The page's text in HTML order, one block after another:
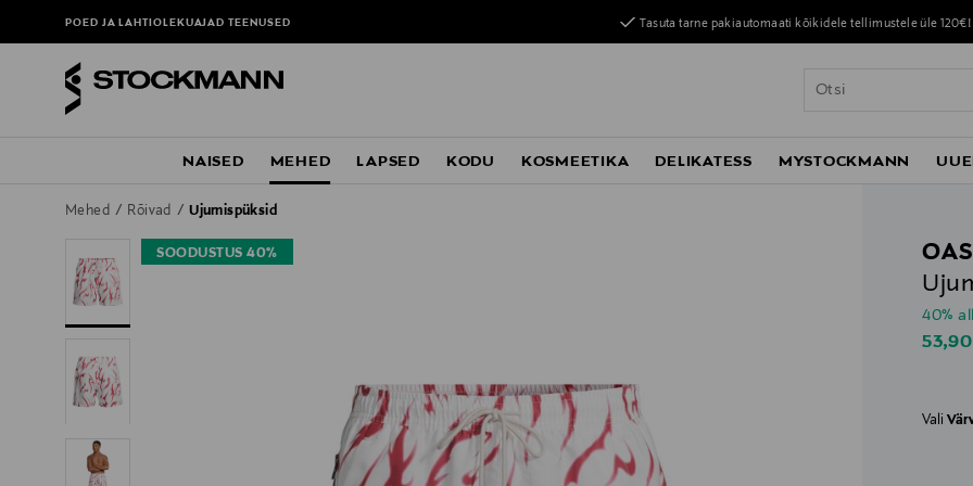
POED JA LAHTIOLEKUAJADTEENUSED Tasuta tarne pakiautomaati kõikidele tellimustele üle 120€!
NAISED MEHED LAPSED KODU KOSMEETIKA DELIKATESS MYSTOCKMANN
Mehed Rõivad Ujumispüksid
SOODUSTUS 40%
OAS
40%
Vali